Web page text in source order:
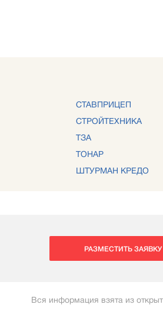
СТАВПРИЦЕП
СТРОЙТЕХНИКА
ТЗА
ТОНАР
ШТУРМАН КРЕДО
РАЗМЕСТИТЬ ЗАЯВКУ
Вся информация взята из